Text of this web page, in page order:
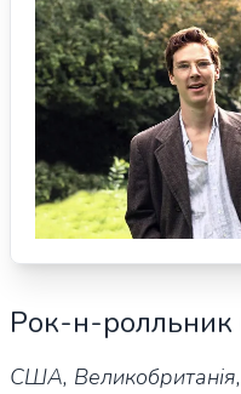
Рок-н-ролльник
США,